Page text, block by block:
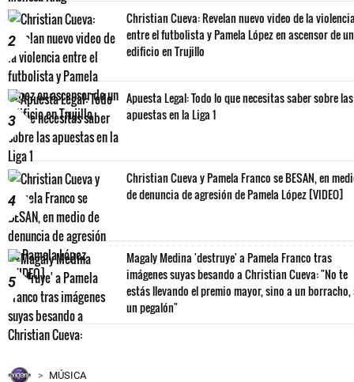
2
Christian Cueva: Revelan nuevo video de la
entre el futbolista y Pamela López en ascensor de un
edificio en Trujillo
3
Apuesta Legal: Todo lo que necesitas saber sobre las
apuestas en la Liga 1
4
Christian Cueva y Pamela Franco se BESAN, en
de denuncia de agresión de Pamela López [VIDEO]
5
Magaly Medina 'destruye' a Pamela Franco tras
imágenes suyas besando a Christian Cueva: "No te
estás llevando el premio mayor, sino a un borracho,
un pegalón"
MÚSICA